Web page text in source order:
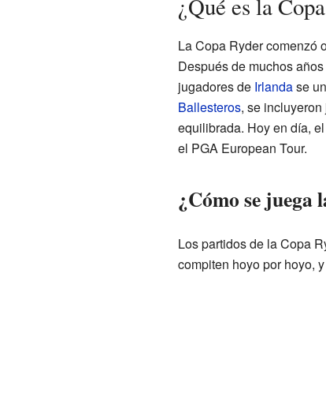
¿Qué es la
La Copa Ryder comenzó
Después de muchos
jugadores de Irlandase
Ballesteros, se
equilibrada. Hoy en día,
el PGA European Tour.
¿Cómo se juega
Los partidos de la Copa
compiten hoyo por hoyo,